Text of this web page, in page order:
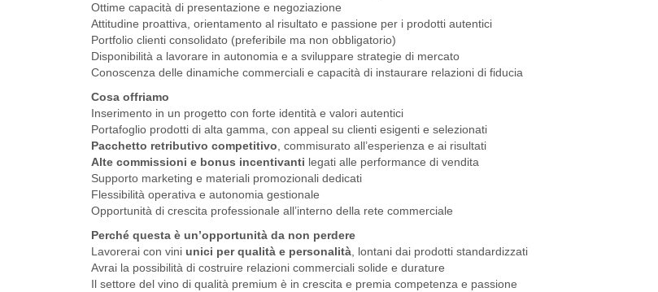
Ottime capacità di presentazione e negoziazione
Attitudine proattiva, orientamento al risultato e passione per i prodotti autentici
Portfolio clienti consolidato (preferibile ma non obbligatorio)
Disponibilità a lavorare in autonomia e a sviluppare strategie di mercato
Conoscenza delle dinamiche commerciali e capacità di instaurare relazioni di fiducia
Cosa offriamo
Inserimento in un progetto con forte identità e valori autentici
Portafoglio prodotti di alta gamma, con appeal su clienti esigenti e selezionati
Pacchetto retributivo competitivo, commisurato all’esperienza e ai risultati
Alte commissioni e bonus incentivanti legati alle performance di vendita
Supporto marketing e materiali promozionali dedicati
Flessibilità operativa e autonomia gestionale
Opportunità di crescita professionale all’interno della rete commerciale
Perché questa è un’opportunità da non perdere
Lavorerai con vini unici per qualità e personalità, lontani dai prodotti standardizzati
Avrai la possibilità di costruire relazioni commerciali solide e durature
Il settore del vino di qualità premium è in crescita e premia competenza e passione